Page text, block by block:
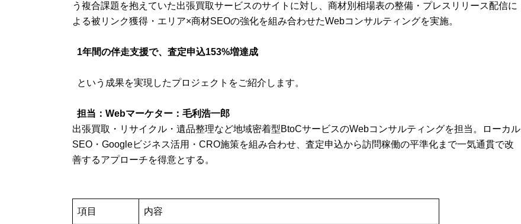
う複合課題を抱えていた出張買取サービスのサイトに対し、商材別相場表の整備・プレスリリース配信に
よる被リンク獲得・エリア×商材SEOの強化を組み合わせたWebコンサルティングを実施。
1年間の伴走支援で、査定申込153%増達成
という成果を実現したプロジェクトをご紹介します。
担当：Webマーケター：毛利浩一郎
出張買取・リサイクル・遺品整理など地域密着型BtoCサービスのWebコンサルティングを担当。ローカル
SEO・Googleビジネス活用・CRO施策を組み合わせ、査定申込から訪問稼働の平準化まで一気通貫で改
善するアプローチを得意とする。
項目 内容